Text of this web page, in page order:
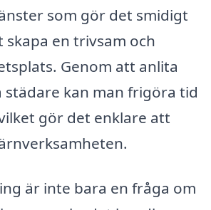
som gör det smidigt
en trivsam och
Genom att anlita
städare kan man frigöra tid
gör det enklare att
är inte bara en fråga om